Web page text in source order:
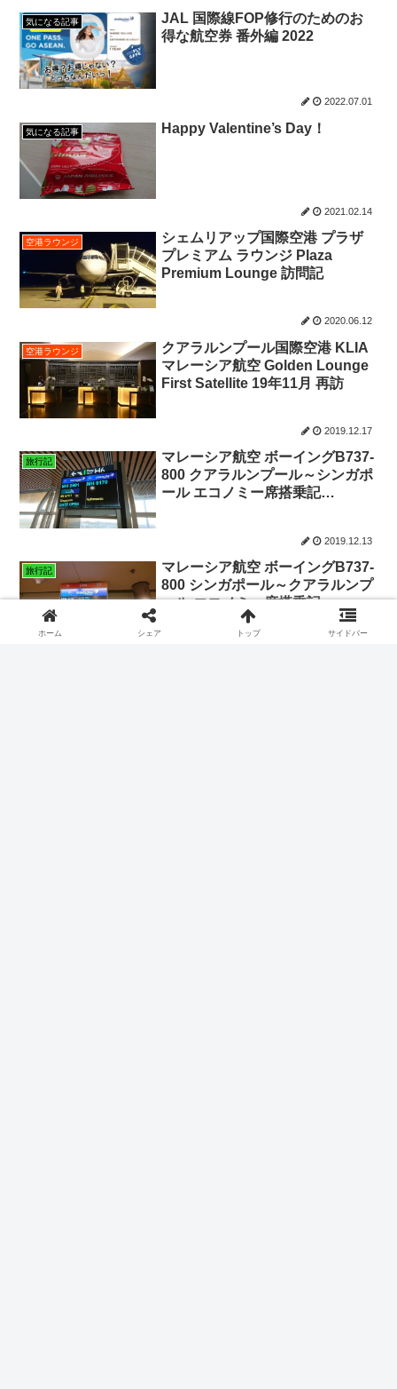
気になる記事
JAL 国際線FOP修行のためのお
得な航空券 番外編 2022
2022.07.01
気になる記事 Happy Valentine’s Day！
2021.02.14
空港ラウンジ
シェムリアップ国際空港 プラザ
プレミアム ラウンジ Plaza
Premium Lounge 訪問記
2020.06.12
空港ラウンジ
クアラルンプール国際空港 KLIA
マレーシア航空 Golden Lounge
First Satellite 19年11月 再訪
2019.12.17
旅行記
マレーシア航空 ボーイングB737-
800 クアラルンプール～シンガポ
ール エコノミー席搭乗記
2019.12.13
旅行記
マレーシア航空 ボーイングB737-
800 シンガポール～クアラルンプ
ール エコノミー席搭乗記
ホーム シェア トップ サイドバー